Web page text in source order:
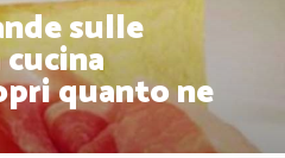
sulle
quanto ne